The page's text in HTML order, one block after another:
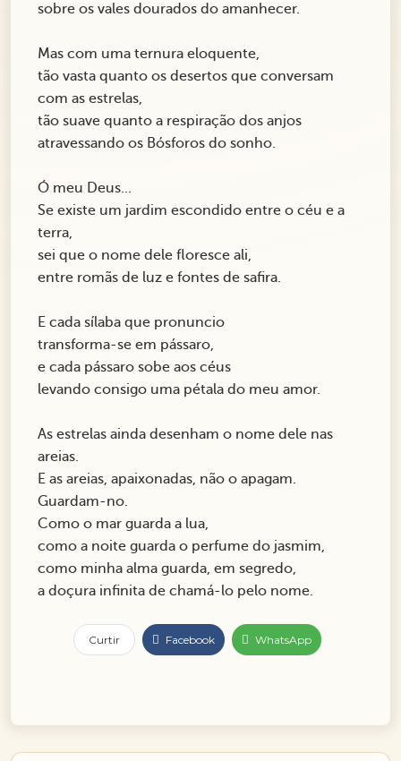
sobre os vales dourados do amanhecer.
Mas com uma ternura eloquente,
tão vasta quanto os desertos que conversam
com as estrelas,
tão suave quanto a respiração dos anjos
atravessando os Bósforos do sonho.
Ó meu Deus...
Se existe um jardim escondido entre o céu e a
terra,
sei que o nome dele floresce ali,
entre romãs de luz e fontes de safira.
E cada sílaba que pronuncio
transforma-se em pássaro,
e cada pássaro sobe aos céus
levando consigo uma pétala do meu amor.
As estrelas ainda desenham o nome dele nas
areias.
E as areias, apaixonadas, não o apagam.
Guardam-no.
Como o mar guarda a lua,
como a noite guarda o perfume do jasmim,
como minha alma guarda, em segredo,
a doçura infinita de chamá-lo pelo nome.
Curtir Facebook WhatsApp